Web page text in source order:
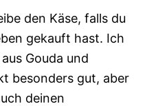
den Käse, falls du
gekauft hast. Ich
Gouda und
besonders gut, aber
deinen